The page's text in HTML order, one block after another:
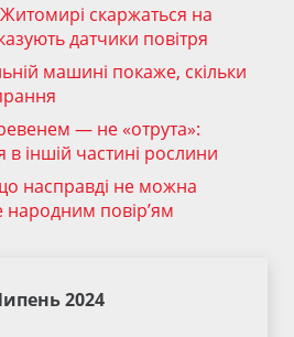
Житомирі скаржаться на
датчики повітря
машині покаже, скільки
— не «отрута»:
в іншій частині рослини
насправді не можна
повір’ям
2024